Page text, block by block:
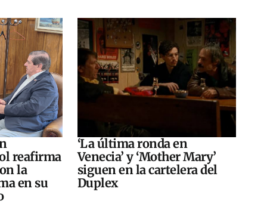
reafirma
la
en su
‘La última ronda en
Venecia’ y ‘Mother Mary’
siguen en la cartelera del
Duplex